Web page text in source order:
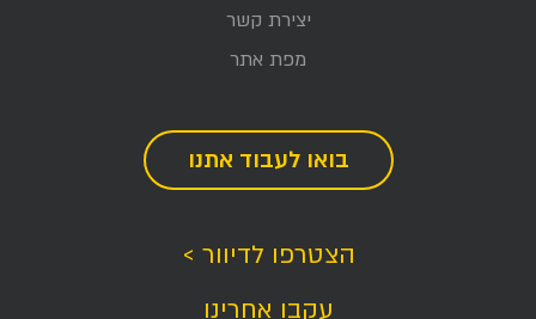
יצירת קשר
מפת אתר
בואו לעבוד אתנו
הצטרפו לדיוור >
עקבו אחרינו